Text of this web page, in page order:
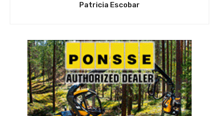
Patricia Escobar